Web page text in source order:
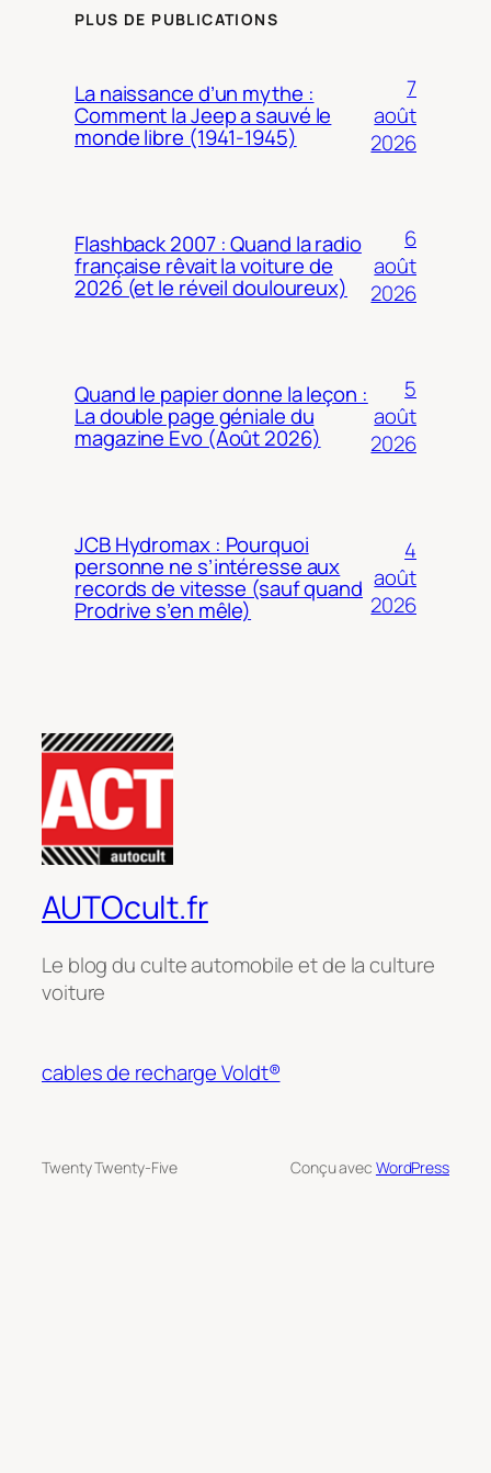
PLUS DE PUBLICATIONS
La naissance d’un mythe :
Comment la Jeep a sauvé le
monde libre (1941-1945)
7
août
2026
Flashback 2007 : Quand la radio
française rêvait la voiture de
2026 (et le réveil douloureux)
6
août
2026
Quand le papier donne la leçon :
La double page géniale du
magazine Evo (Août 2026)
5
août
2026
JCB Hydromax : Pourquoi
personne ne s’intéresse aux
records de vitesse (sauf quand
Prodrive s’en mêle)
4
août
2026
AUTOcult.fr
Le blog du culte automobile et de la culture
voiture
cables de recharge Voldt®
Twenty Twenty-Five Conçu avec WordPress